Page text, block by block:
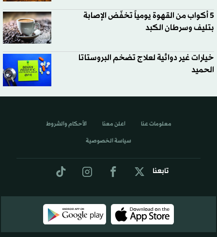
5 أكواب من القهوة يومياً تخفّض الإصابة
بتليف وسرطان الكبد
خيارات غير دوائية لعلاج تضخم البروستاتا
الحميد
تابعنا
معلومات عنا اعلن معنا الأحكام والشروط
سياسة الخصوصية